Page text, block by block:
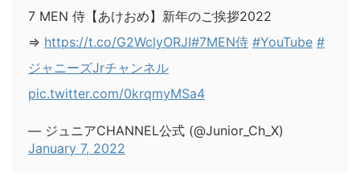
7 MEN 侍【あけおめ】新年のご挨拶2022
⇒ https://t.co/G2WclyORJI#7MEN侍 #YouTube #
ジャニーズJrチャンネル
pic.twitter.com/0krqmyMSa4
— ジュニアCHANNEL公式 (@Junior_Ch_X)
January 7, 2022